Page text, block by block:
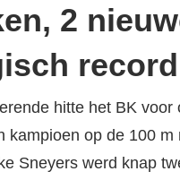
2
hitte het BK
kampioen op de 100
Sneyers werd knap